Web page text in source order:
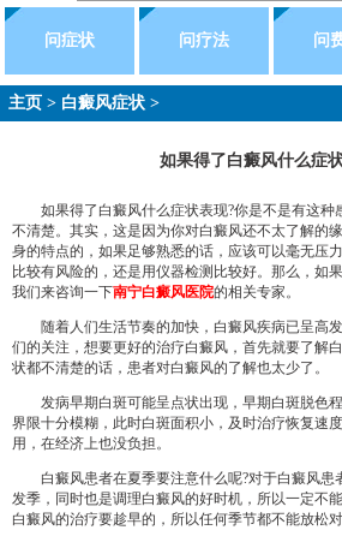
问症状 问疗法 问
主页 > 白癜风症状 >
如果得了白癜风什么症
如果得了白癜风什么症状表现?你是不是有这种
不清楚。其实，这是因为你对白癜风还不太了解的
身的特点的，如果足够熟悉的话，应该可以毫无压
比较有风险的，还是用仪器检测比较好。那么，如
我们来咨询一下南宁白癜风医院的相关专家。
随着人们生活节奏的加快，白癜风疾病已呈高
们的关注，想要更好的治疗白癜风，首先就要了解
状都不清楚的话，患者对白癜风的了解也太少了。
发病早期白斑可能呈点状出现，早期白斑脱色
界限十分模糊，此时白斑面积小，及时治疗恢复速
用，在经济上也没负担。
白癜风患者在夏季要注意什么呢?对于白癜风患
发季，同时也是调理白癜风的好时机，所以一定不
白癜风的治疗要趁早的，所以任何季节都不能放松对